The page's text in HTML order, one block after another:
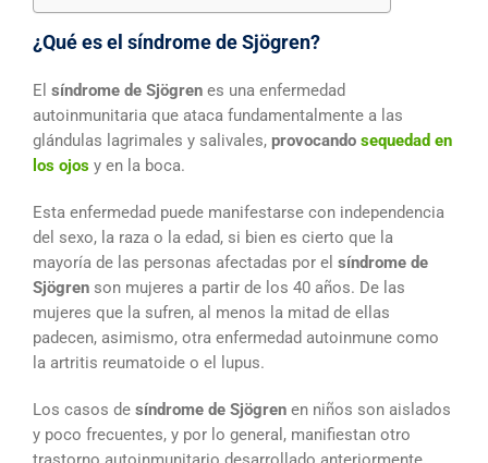
¿Qué es el síndrome de Sjögren?
El síndrome de Sjögren es una enfermedad
autoinmunitaria que ataca fundamentalmente a las
glándulas lagrimales y salivales, provocando sequedad en
los ojos y en la boca.
Esta enfermedad puede manifestarse con independencia
del sexo, la raza o la edad, si bien es cierto que la
mayoría de las personas afectadas por el síndrome de
Sjögren son mujeres a partir de los 40 años. De las
mujeres que la sufren, al menos la mitad de ellas
padecen, asimismo, otra enfermedad autoinmune como
la artritis reumatoide o el lupus.
Los casos de síndrome de Sjögren en niños son aislados
y poco frecuentes, y por lo general, manifiestan otro